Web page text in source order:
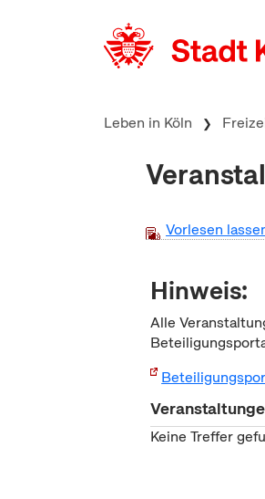
Leben in Köln
Vorlesen
Hinweis:
Alle
Keine Treffer